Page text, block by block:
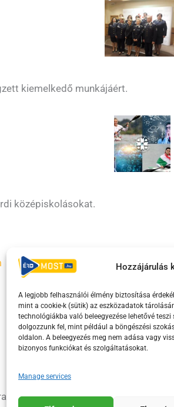
Hozzájárulás
A legjobb felhasználói élmény biztosítása
mint a cookie-k (sütik) az eszközadatok
technológiákba való beleegyezése lehetővé
dolgozzunk fel, mint például a böngészési
oldalon. A beleegyezés meg nem adása vagy
bizonyos funkciókat és szolgáltatásokat.
Manage services
kiemelkedő munkájáért.
középiskolásokat.
ÁSZF Irányelvek
program keretében támogatja.